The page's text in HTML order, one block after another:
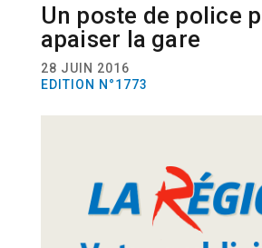
ACTUALITÉ
Un poste de police
apaiser la gare
28 JUIN 2016
EDITION N°1773